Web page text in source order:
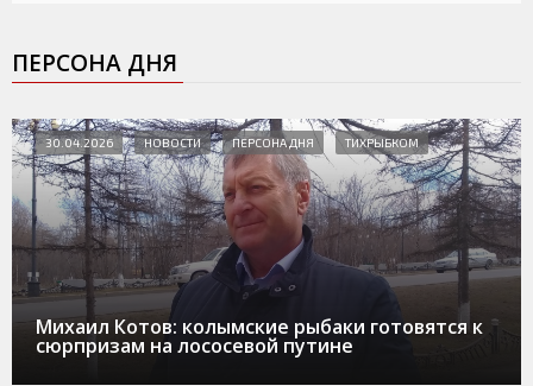
ПЕРСОНА ДНЯ
Михаил Котов: колымские рыбаки готовятся к
сюрпризам на лососевой путине
30.04.2026 НОВОСТИ ПЕРСОНА ДНЯ ТИХРЫБКОМ